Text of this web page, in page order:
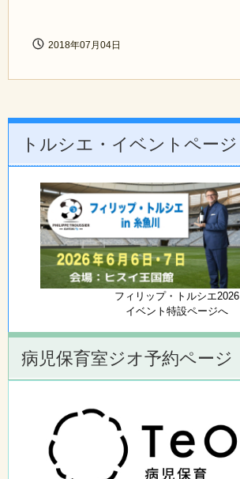
2018年07月04日
トルシエ・イベントページ
フィリップ・トルシエ2026
イベント特設ページへ
病児保育室ジオ予約ページ